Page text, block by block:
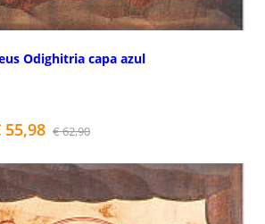
Odighitria capa azul
55,98 € 62,90